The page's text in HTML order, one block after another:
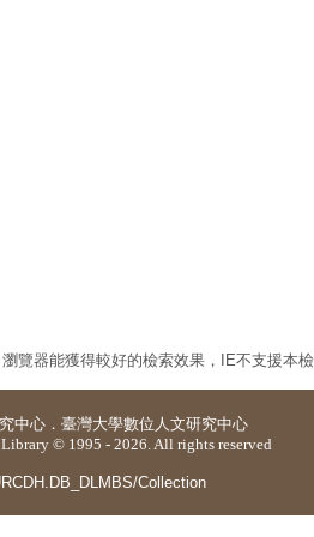
覽器能獲得較好的檢索效果，IE不支援本檢
中心 ． 臺灣大學數位人文研究中心
© 1995 - 2026. All rights reserved
Collection